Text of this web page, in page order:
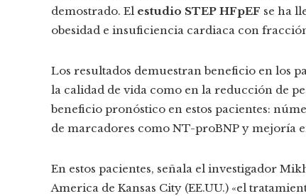
demostrado. El estudio STEP HFpEF se ha
obesidad e insuficiencia cardiaca con
Los resultados demuestran beneficio en los
la calidad de vida como en la reducción de
beneficio pronóstico en estos pacientes:
de marcadores como NT-proBNP y mejoría
En estos pacientes, señala el investigador
America de Kansas City (EE.UU.) «el